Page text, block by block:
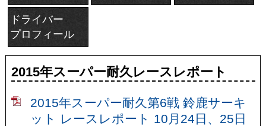
ドライバー
プロフィール
2015年スーパー耐久レースレポート
2015年スーパー耐久第6戦 鈴鹿サーキ
ット レースレポート 10月24日、25日